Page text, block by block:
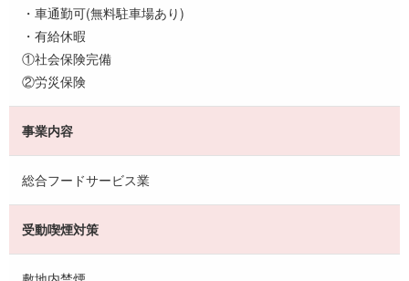
・車通勤可(無料駐車場あり)
・有給休暇
①社会保険完備
②労災保険
事業内容
総合フードサービス業
受動喫煙対策